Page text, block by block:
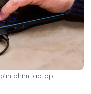
phím laptop